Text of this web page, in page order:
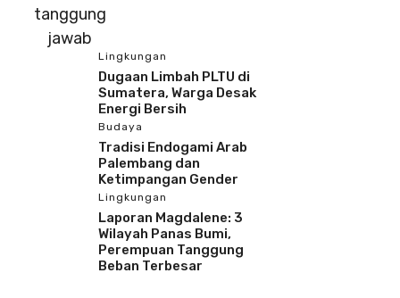
Lingkungan
Dugaan Limbah PLTU di
Sumatera, Warga Desak
Energi Bersih
Budaya
Tradisi Endogami Arab
Palembang dan
Ketimpangan Gender
Lingkungan
Laporan Magdalene: 3
Wilayah Panas Bumi,
Perempuan Tanggung
Beban Terbesar